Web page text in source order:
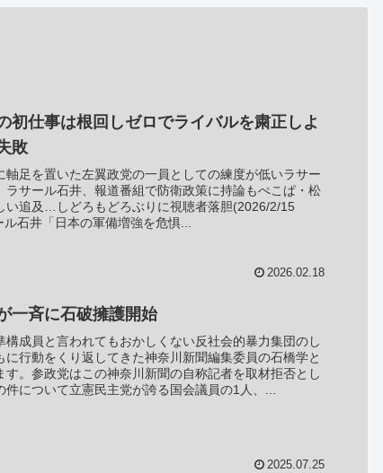
初仕事は根回しゼロでライバルを粛正しよ
敗
軸足を置いた左翼政党の一員としての練度が低いラサー
ラサール石井、報道番組で防衛政策に持論もぺこぱ・松
い追及…しどろもどろぶりに視聴者落胆(2026/2/15
石井「日本の軍備増強を危惧...
2026.02.18
一斉に石破擁護開始
構成員と言われてもおかしくない反社会的暴力集団のし
に行動をくり返してきた神奈川新聞編集委員の石橋学と
す。参政党はこの神奈川新聞の自称記者を取材拒否とし
件について立憲民主党が誇る国会議員の1人、...
2025.07.25